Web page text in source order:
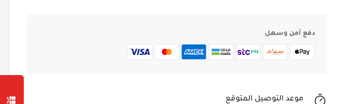
دفع آمن وسهل
موعد التوصيل المتوقع